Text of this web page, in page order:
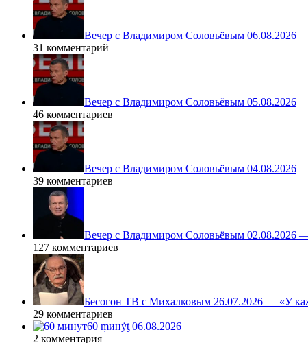
Вечер с Владимиром Соловьёвым 06.08.2026
31 комментарий
Вечер с Владимиром Соловьёвым 05.08.2026
46 комментариев
Вечер с Владимиром Соловьёвым 04.08.2026
39 комментариев
Вечер с Владимиром Соловьёвым 02.08.2026
127 комментариев
Бесогон ТВ с Михалковым 26.07.2026 — «У
29 комментариев
60 ṃинẏƫ 06.08.2026
2 комментария